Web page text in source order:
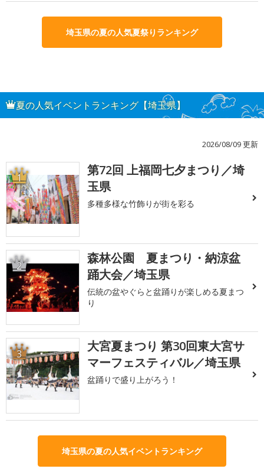
埼玉県の夏の人気夏祭りランキング
夏の人気イベントランキング【埼玉県】
2026/08/09 更新
1
第72回 上福岡七夕まつり／埼
玉県
多種多様な竹飾りが街を彩る
2
森林公園 夏まつり・納涼盆
踊大会／埼玉県
伝統の盆やぐらと盆踊りが楽しめる夏まつ
り
3
大宮夏まつり 第30回東大宮サ
マーフェスティバル／埼玉県
盆踊りで盛り上がろう！
埼玉県の夏の人気イベントランキング